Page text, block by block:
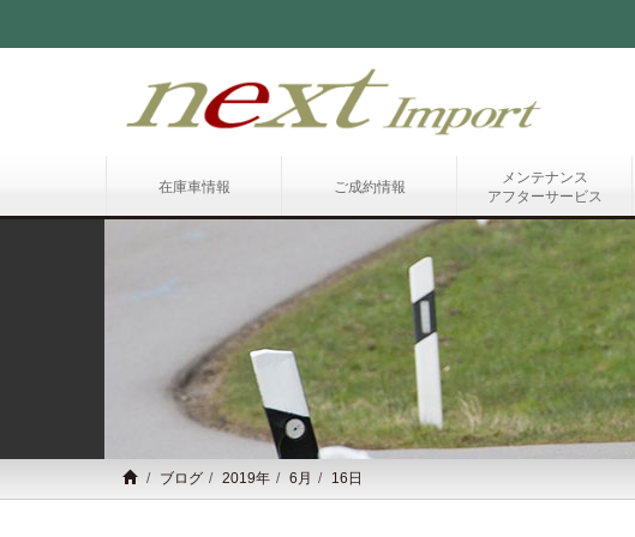
在庫車情報 ご成約情報
メンテナンス
アフターサービス
ブログ 2019年 6月 16日